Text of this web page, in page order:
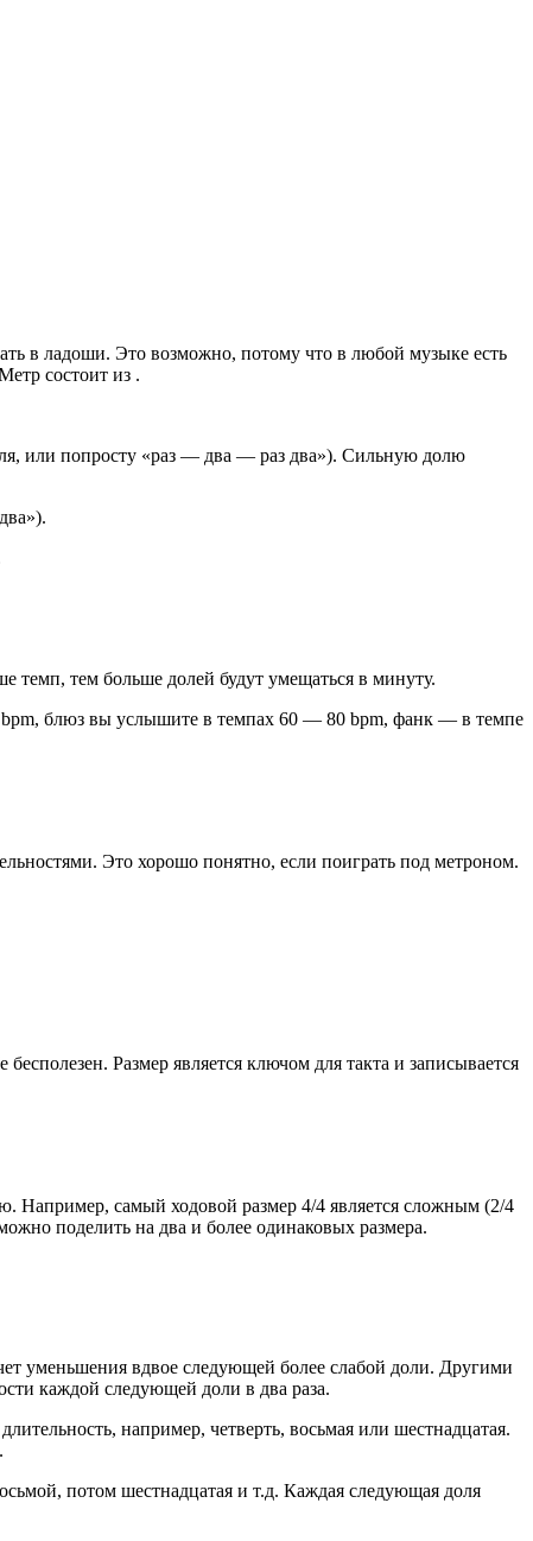
в ладоши. Это возможно, потому что в любой музыке есть
состоит из .
или попросту «раз — два — раз два»). Сильную долю
темп, тем больше долей будут умещаться в минуту.
bpm, блюз вы услышите в темпах 60 — 80 bpm, фанк — в темпе
Это хорошо понятно, если поиграть под метроном.
Размер является ключом для такта и записывается
Например, самый ходовой размер 4/4 является сложным (2/4
поделить на два и более одинаковых размера.
уменьшения вдвое следующей более слабой доли. Другими
каждой следующей доли в два раза.
например, четверть, восьмая или шестнадцатая.
потом шестнадцатая и т.д. Каждая следующая доля